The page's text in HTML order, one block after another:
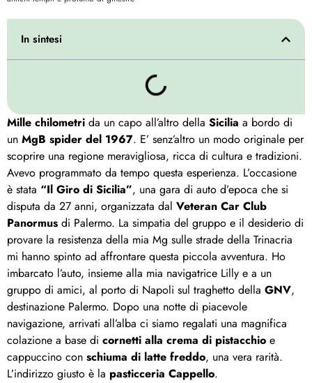
Mille chilometri da un capo all’altro della Sicilia a bordo di
un MgB spider del 1967. E’ senz’altro un modo originale per
scoprire una regione meravigliosa, ricca di cultura e tradizioni.
Avevo programmato da tempo questa esperienza. L’occasione
è stata “Il Giro di Sicilia”, una gara di auto d’epoca che si
disputa da 27 anni, organizzata dal Veteran Car Club
Panormus di Palermo. La simpatia del gruppo e il desiderio di
provare la resistenza della mia Mg sulle strade della Trinacria
mi hanno spinto ad affrontare questa piccola avventura. Ho
imbarcato l’auto, insieme alla mia navigatrice Lilly e a un
gruppo di amici, al porto di Napoli sul traghetto della GNV,
destinazione Palermo. Dopo una notte di piacevole
navigazione, arrivati all’alba ci siamo regalati una magnifica
colazione a base di cornetti alla crema di pistacchio e
cappuccino con schiuma di latte freddo, una vera rarità.
L’indirizzo giusto è la pasticceria Cappello.
In sintesi